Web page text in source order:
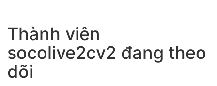
Thành viên
socolive2cv2 đang theo
dõi